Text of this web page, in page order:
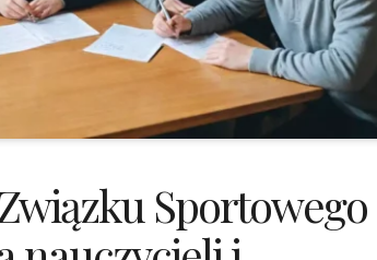
Sportowego